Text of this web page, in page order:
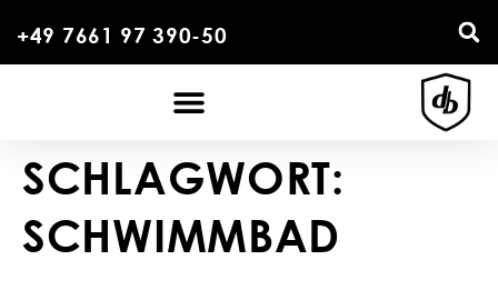
+49 7661 97 390-50
SCHLAGWORT:
SCHWIMMBAD